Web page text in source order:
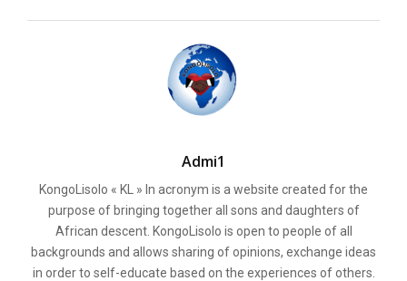
Admi1
KongoLisolo « KL » In acronym is a website created for the
purpose of bringing together all sons and daughters of
African descent. KongoLisolo is open to people of all
backgrounds and allows sharing of opinions, exchange ideas
in order to self-educate based on the experiences of others.